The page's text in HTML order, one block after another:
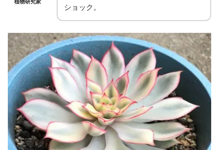
植物研究家
ショック。